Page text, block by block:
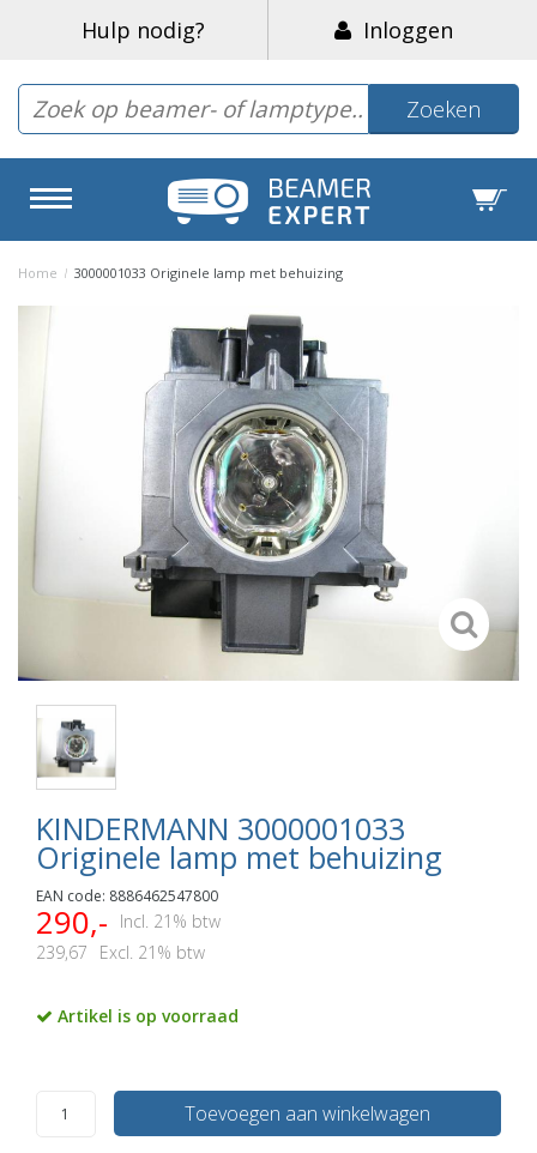
Hulp nodig? Inloggen
Zoeken
Home / 3000001033 Originele lamp met behuizing
KINDERMANN 3000001033
Originele lamp met behuizing
EAN code: 8886462547800
290,-
Incl. 21% btw
239,67
Excl. 21% btw
Artikel is op voorraad
Toevoegen aan winkelwagen